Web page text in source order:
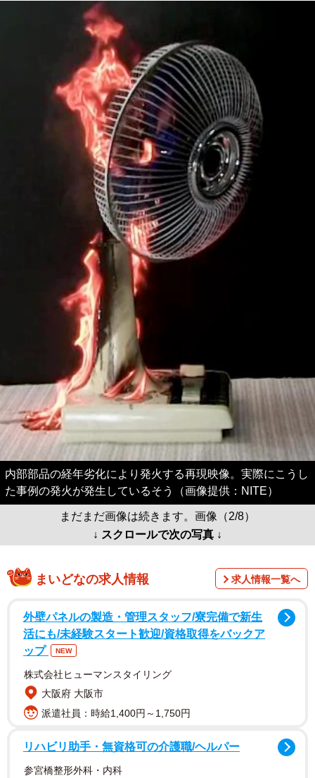
内部部品の経年劣化により発火する再現映像。実際にこうし
た事例の発火が発生しているそう（画像提供：NITE）
まだまだ画像は続きます。画像（2/8）
↓ スクロールで次の写真 ↓
まいどなの求人情報 求人情報一覧へ
外壁パネルの製造・管理スタッフ/寮完備で新生
活にも/未経験スタート歓迎/資格取得をバックア
ップ
NEW
株式会社ヒューマンスタイリング
大阪府 大阪市
派遣社員：時給1,400円～1,750円
リハビリ助手・無資格可の介護職/ヘルパー
参宮橋整形外科・内科